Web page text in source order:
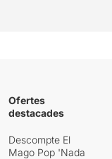
Ofertes
destacades
Descompte El
Mago Pop 'Nada